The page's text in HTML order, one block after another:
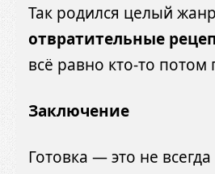
Так родился целый
отвратительные
всё равно кто-то потом
Заключение
Готовка — это не